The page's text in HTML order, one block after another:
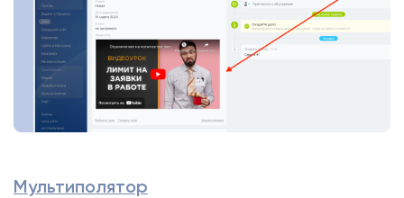
Мультиполятор